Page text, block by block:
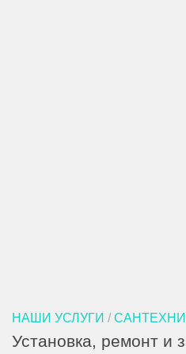
НАШИ УСЛУГИ /
Установка, ремонт и